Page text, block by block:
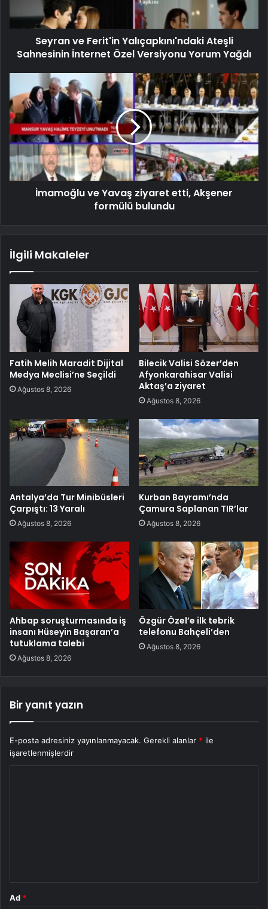
Seyran ve Ferit'in Yalıçapkını'ndaki Ateşli
Sahnesinin İnternet Özel Versiyonu Yorum Yağdı
İmamoğlu ve Yavaş ziyaret etti, Akşener
formülü bulundu
İlgili Makaleler
Fatih Melih Maradit Dijital
Medya Meclisi’ne Seçildi
Ağustos 8, 2026
Bilecik Valisi Sözer’den
Afyonkarahisar Valisi
Aktaş’a ziyaret
Ağustos 8, 2026
Antalya’da Tur Minibüsleri
Çarpıştı: 13 Yaralı
Ağustos 8, 2026
Kurban Bayramı’nda
Çamura Saplanan TIR’lar
Ağustos 8, 2026
Ahbap soruşturmasında iş
insanı Hüseyin Başaran’a
tutuklama talebi
Ağustos 8, 2026
Özgür Özel’e ilk tebrik
telefonu Bahçeli’den
Ağustos 8, 2026
Bir yanıt yazın
E-posta adresiniz yayınlanmayacak. Gerekli alanlar * ile
işaretlenmişlerdir
Ad *